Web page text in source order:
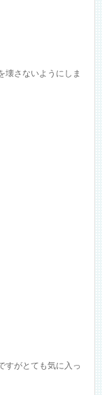
壊さないようにしま
すがとても気に入っ